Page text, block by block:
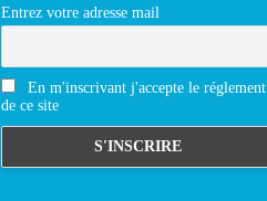
Entrez votre adresse mail
En m'inscrivant j'accepte le réglement
de ce site